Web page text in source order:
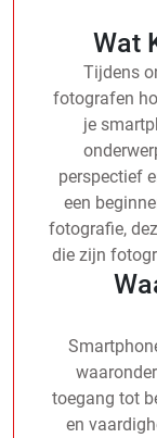
Wat
Tijdens
fotografen
je
perspectief
een
fotografie,
die zijn
toegang tot
en